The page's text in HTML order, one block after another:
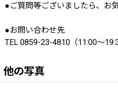
●ご質問等ございましたら、お
●お問い合わせ先
TEL 0859-23-4810（11:00〜
他の写真